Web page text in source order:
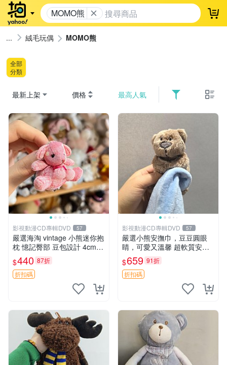
MOMO熊 登
絨毛玩偶 MOMO熊
全部
分類
最新上架 價格 最高人氣
影視動漫CD專輯DVD 57
嚴選海淘 vintage 小熊迷你抱
枕 憶記臀部 豆包設計 4cm
高 推薦收藏 迷你豆包小熊、
高臀部、豆袋抱枕
$440 87折
折扣碼
影視動漫CD專輯DVD 57
嚴選小熊安撫巾，豆豆圓眼
睛，可愛又溫馨 超軟質安撫
巾，豆豆設計，哄睡好幫手
約克豆豆眼安撫巾 數碼豆豆
眼
$659 91折
折扣碼